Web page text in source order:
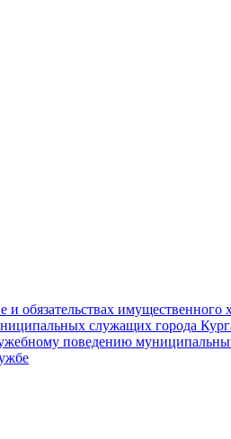
обязательствах имущественного
служащих города
поведению